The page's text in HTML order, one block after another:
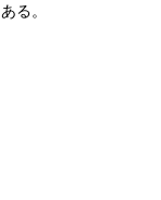
ある。